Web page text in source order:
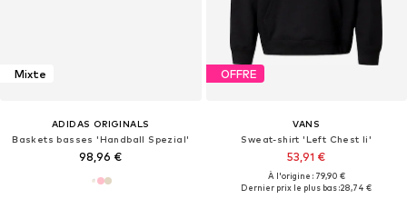
Mixte
ADIDAS ORIGINALS
Baskets basses 'Handball Spezial'
98,96 €
OFFRE
VANS
Sweat-shirt 'Left Chest Ii'
53,91 €
À l'origine : 79,90 €
Dernier prix le plus bas :28,74 €